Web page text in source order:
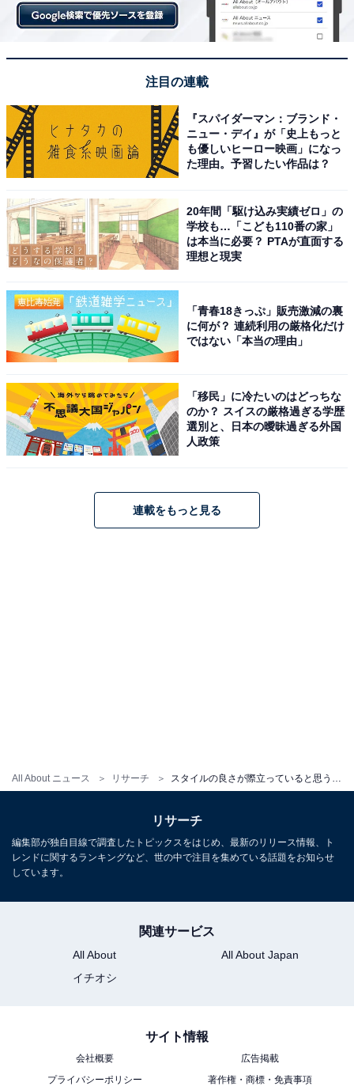
All About ニュース リサーチ
1位には、同じくSnow Manのラウールさんが輝きまし
た。
グループ最年少であるラウールさんは、メンバーの中で
もスタイルの良さが群を抜く存在。190cmという長身に
は俳優業に加え、ファッションモデルとしても大活躍。
モデル体型を生かしてミラノやパリコレクションのラン
ウェイモデルの経験もあり、2位以下に大差をつける圧
アンケート回答者からは、「圧倒的な身長と脚の長さに
加え、モデルのようなバランスの取れた体型で、どんな
県）、「日本の男性アイドルの中でもトップクラスのス
タイルで、モデルとしても活躍しているからです」（60
代男性／愛知県）、「圧倒的な顔の小ささと脚の長さ、
存在感がすごいから」（30代女性／千葉県）、「アイド
のコメントが集まりました。
レビ好きが高じて複数のエンタメメディアでも執筆。中でもお笑
も大半がテレビから。宣伝会議「編集･ライター養成講座 総合コー
次ページ
10位までの全ランキング結果を表
注目の連載
『スパイダーマン：ブランド・
ニュー・デイ』が「史上もっと
も優しいヒーロー映画」になっ
た理由。予習したい作品は？
20年間「駆け込み実績ゼロ」の
学校も…「こども110番の家」
は本当に必要？ PTAが直面する
理想と現実
「青春18きっぷ」販売激減の裏
に何が？ 連続利用の厳格化だけ
ではない「本当の理由」
「移民」に冷たいのはどっちな
のか？ スイスの厳格過ぎる学歴
選別と、日本の曖昧過ぎる外国
人政策
連載をもっと見る
リサーチ
編集部が独自目線で調査したトピックスをはじめ、最新のリリース情報、ト
レンドに関するランキングなど、世の中で注目を集めている話題をお知らせ
しています。
関連サービス
All About
All About Japan
イチオシ
サイト情報
会社概要
広告掲載
プライバシーポリシー
著作権・商標・免責事項